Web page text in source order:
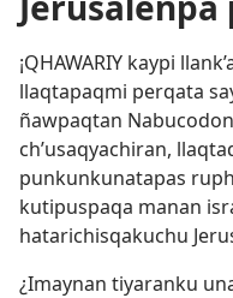
¡QHAWARIY kaypi
llaqtapaqmi perqata
ñawpaqtan
ch’usaqyachiran,
punkunkunatapas
kutipuspaqa manan
hatarichisqakuchu
¿Imaynan tiyaranku